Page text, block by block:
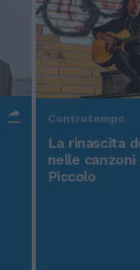
Controtempo
La rinascita
nelle canzoni
Piccolo